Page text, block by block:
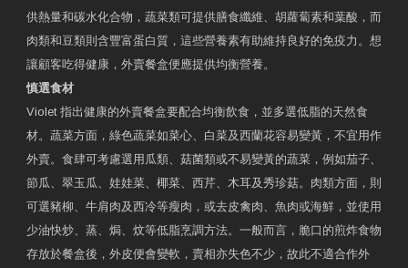
供熱量和碳水化合物，蔬菜類可提供膳食纖維、胡蘿蔔素和葉酸，而
肉類和豆類則含豐富蛋白質，這些營養素有助維持良好的免疫力。想
讓顧客吃得健康，外賣餐盒便應提供均衡營養。
慎選食材
Violet 指出健康的外賣餐盒要配合均衡飲食，並多選低脂的天然食
材。蔬菜方面，綠色蔬菜如菜心、白菜及西蘭花容易變黃，不宜用作
外賣。食肆可考慮選用瓜類、菇菌類或不易變黃的蔬菜，例如茄子、
節瓜、翠玉瓜、娃娃菜、椰菜、西芹、木耳及秀珍菇。肉類方面，則
可選豬柳、牛肩肉及西冷等瘦肉，或去皮禽肉、魚肉或海鮮，並使用
少油快炒、蒸、焗、炆等低脂烹調方法。一般而言，脆口的煎炸食物
存放於餐盒後，外皮便會變軟，賣相亦失色不少，故此不適合作外